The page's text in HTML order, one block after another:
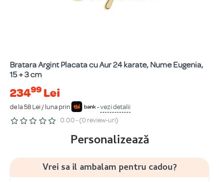
Bratara Argint Placata cu Aur 24 karate, Nume Eugenia,
15 + 3 cm
23499 Lei
de la 58 Lei / luna prin -vezi detalii
0.00 - (0 review-uri)
Personalizează
Vrei sa il ambalam pentru cadou?